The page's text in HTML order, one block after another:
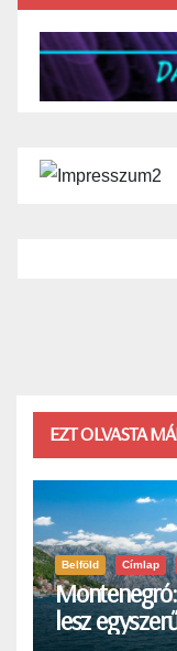
EZT OLVASTA
Belföld Címlap
lesz